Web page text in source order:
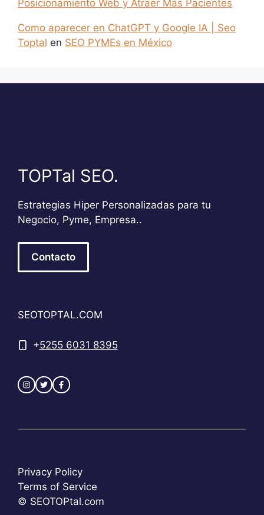
Posicionamiento Web y Atraer Más Pacientes
Como aparecer en ChatGPT y Google IA | Seo
Toptal en SEO PYMEs en México
TOPTal SEO.
Estrategias Hiper Personalizadas para tu
Negocio, Pyme, Empresa..
Contacto
SEOTOPTAL.COM
+5255 6031 8395
© SEOTOPtal.com
Privacy Policy
Terms of Service